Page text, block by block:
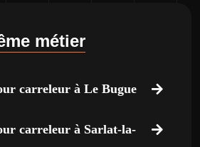
métier
carreleur à Le Bugue
carreleur à Sarlat-la-